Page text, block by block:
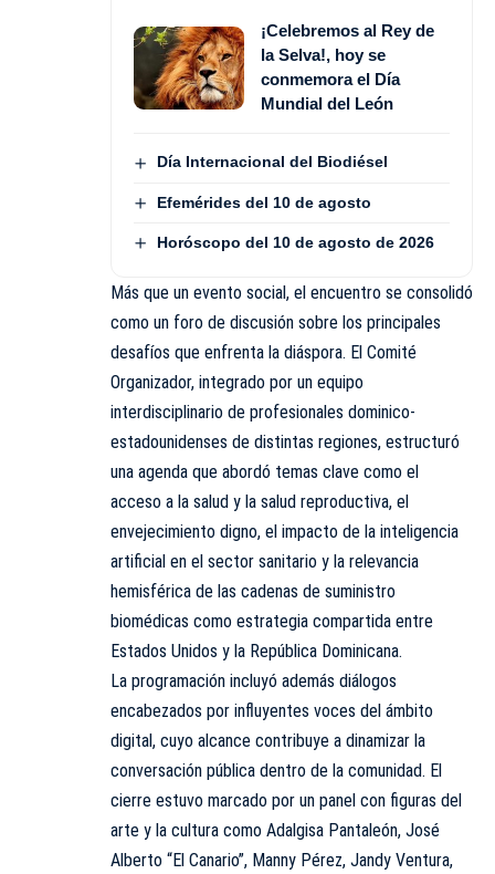
¡Celebremos al Rey de
la Selva!, hoy se
conmemora el Día
Mundial del León
Día Internacional del Biodiésel
Efemérides del 10 de agosto
Horóscopo del 10 de agosto de 2026
Más que un evento social, el encuentro se consolidó
como un foro de discusión sobre los principales
desafíos que enfrenta la diáspora. El Comité
Organizador, integrado por un equipo
interdisciplinario de profesionales dominico-
estadounidenses de distintas regiones, estructuró
una agenda que abordó temas clave como el
acceso a la salud y la salud reproductiva, el
envejecimiento digno, el impacto de la inteligencia
artificial en el sector sanitario y la relevancia
hemisférica de las cadenas de suministro
biomédicas como estrategia compartida entre
Estados Unidos y la República Dominicana.
La programación incluyó además diálogos
encabezados por influyentes voces del ámbito
digital, cuyo alcance contribuye a dinamizar la
conversación pública dentro de la comunidad. El
cierre estuvo marcado por un panel con figuras del
arte y la cultura como Adalgisa Pantaleón, José
Alberto “El Canario”, Manny Pérez, Jandy Ventura,